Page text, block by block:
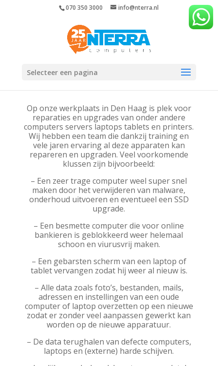
070 350 3000 info@nterra.nl
Selecteer een pagina
Op onze werkplaats in Den Haag is plek voor
reparaties en upgrades van onder andere
computers servers laptops tablets en printers.
Wij hebben een team die dankzij training en
vele jaren ervaring al deze apparaten kan
repareren en upgraden. Veel voorkomende
klussen zijn bijvoorbeeld:
– Een zeer trage computer weel super snel
maken door het verwijderen van malware,
onderhoud uitvoeren en eventueel een SSD
upgrade.
– Een besmette computer die voor online
bankieren is geblokkeerd weer helemaal
schoon en viurusvrij maken.
– Een gebarsten scherm van een laptop of
tablet vervangen zodat hij weer al nieuw is.
– Alle data zoals foto’s, bestanden, mails,
adressen en instellingen van een oude
computer of laptop overzetten op een nieuwe
zodat er zonder veel aanpassen gewerkt kan
worden op de nieuwe apparatuur.
– De data terughalen van defecte computers,
laptops en (externe) harde schijven.